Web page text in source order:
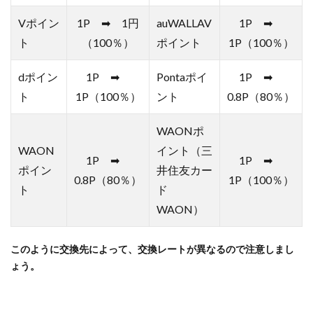
口座
開設
能
続き
完了
でメ
で、
Vポイン
ト
1P ➡ 1円
（100％）
auWALLAV
ポイント
1P ➡
1P（100％）
dポイン
ト
1P ➡
1P（100％）
Pontaポイ
ント
1P ➡
0.8P（80％）
WAON
ポイン
ト
1P ➡
0.8P（80％）
WAONポ
イント（三
井住友カー
ド
WAON）
1P ➡
1P（100％）
このように交換先によって、交換レートが異なるので注意しまし
ょう。